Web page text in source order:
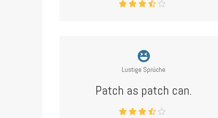
Lustige Sprüche
Patch as patch can.